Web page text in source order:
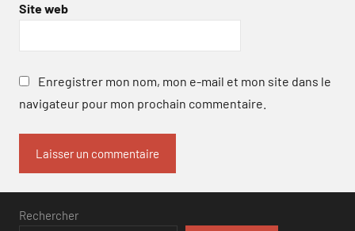
Site web
Enregistrer mon nom, mon e-mail et mon site dans le
navigateur pour mon prochain commentaire.
Rechercher